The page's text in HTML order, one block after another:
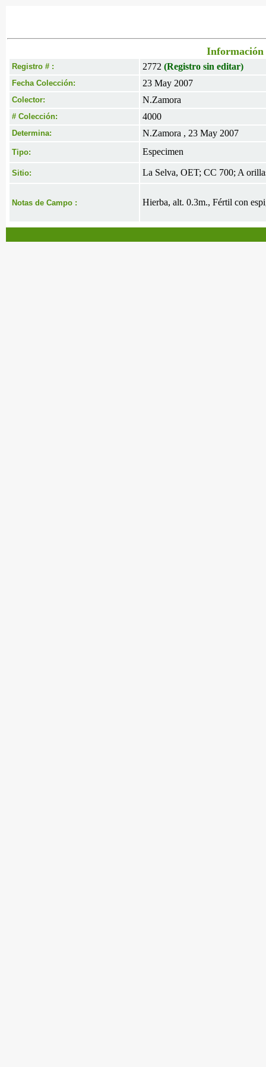
Información
Registro # : 2772 (Registro sin editar)
Fecha Colección: 23 May 2007
Colector: N.Zamora
# Colección: 4000
Determina: N.Zamora , 23 May 2007
Tipo: Especimen
Sitio: La Selva, OET; CC 700; A
Notas de Campo : Hierba, alt. 0.3m., Fértil con